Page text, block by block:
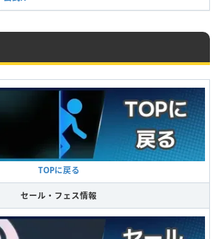
TOPに戻る
セール・フェス情報